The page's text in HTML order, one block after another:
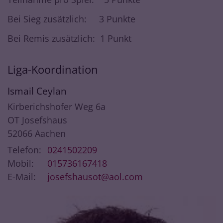
Bei Sieg zusätzlich: 3 Punkte
Bei Remis zusätzlich: 1 Punkt
Liga-Koordination
Ismail Ceylan
Kirberichshofer Weg 6a
OT Josefshaus
52066 Aachen
Telefon:
0241502209
Mobil:
015736167418
E-Mail:
josefshausot@aol.com